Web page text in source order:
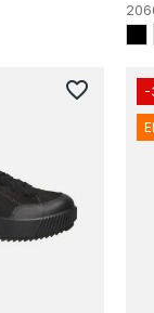
favorite_border -